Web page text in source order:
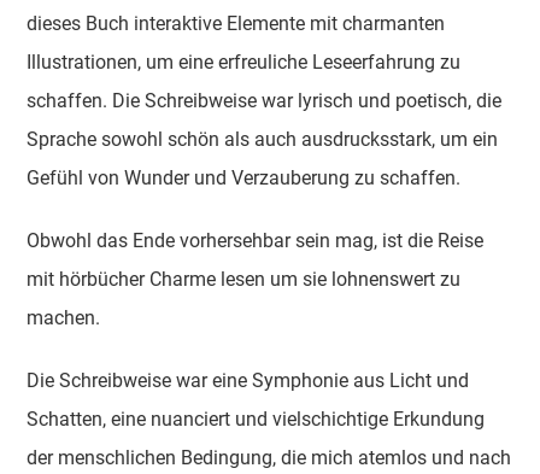
dieses Buch interaktive Elemente mit charmanten
Illustrationen, um eine erfreuliche Leseerfahrung zu
schaffen. Die Schreibweise war lyrisch und poetisch, die
Sprache sowohl schön als auch ausdrucksstark, um ein
Gefühl von Wunder und Verzauberung zu schaffen.
Obwohl das Ende vorhersehbar sein mag, ist die Reise
mit hörbücher Charme lesen um sie lohnenswert zu
machen.
Die Schreibweise war eine Symphonie aus Licht und
Schatten, eine nuanciert und vielschichtige Erkundung
der menschlichen Bedingung, die mich atemlos und nach